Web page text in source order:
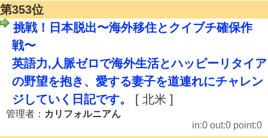
第353位
挑戦！日本脱出〜海外移住とクイブチ確保作
戦〜
英語力,人脈ゼロで海外生活とハッピーリタイア
の野望を抱き、愛する妻子を道連れにチャレン
ジしていく日記です。
[ 北米 ]
管理者： カリフォルニアん
in:0 out:0 point:0